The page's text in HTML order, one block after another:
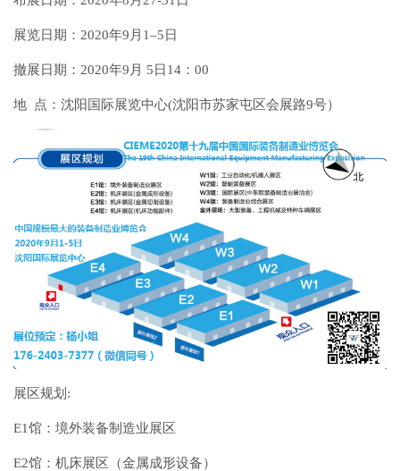
展览日期：2020年9月1–5日
撤展日期：2020年9月 5日14：00
地 点：沈阳国际展览中心(沈阳市苏家屯区会展路9号）
展区规划:
E1馆：境外装备制造业展区
E2馆：机床展区（金属成形设备）